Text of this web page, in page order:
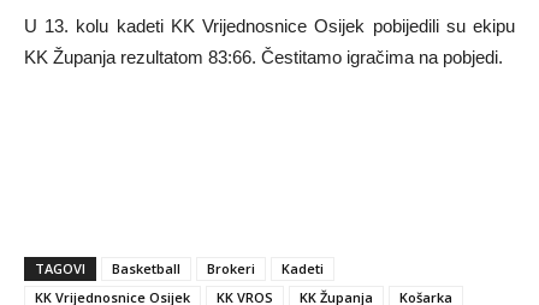
U 13. kolu kadeti KK Vrijednosnice Osijek pobijedili su ekipu
KK Županja rezultatom 83:66. Čestitamo igračima na pobjedi.
TAGOVI Basketball Brokeri
Kadeti
KK Vrijednosnice Osijek
KK VROS KK Županja
Košarka